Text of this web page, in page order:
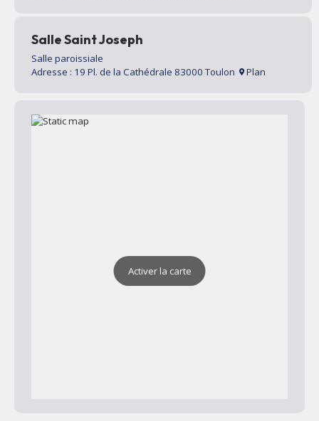
Salle Saint Joseph
Salle paroissiale
Adresse : 19 Pl. de la Cathédrale 83000 Toulon
Plan
Activer la carte